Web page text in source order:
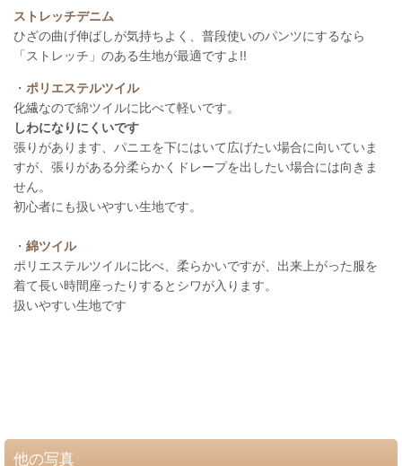
ストレッチデニム
ひざの曲げ伸ばしが気持ちよく、普段使いのパンツにするなら
「ストレッチ」のある生地が最適ですよ!!
・ ポリエステルツイル
化繊なので綿ツイルに比べて軽いです。
しわになりにくいです
張りがあります、パニエを下にはいて広げたい場合に向いていま
すが、張りがある分柔らかくドレープを出したい場合には向きま
せん。
初心者にも扱いやすい生地です。
・ 綿ツイル
ポリエステルツイルに比べ、柔らかいですが、出来上がった服を
着て長い時間座ったりするとシワが入ります。
扱いやすい生地です
他の写真